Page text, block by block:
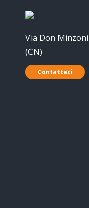
Via Don
(CN)
Contattaci